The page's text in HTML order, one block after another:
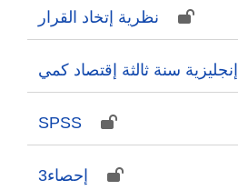
نظرية إتخاد القرار
إنجليزية سنة ثالثة إقتصاد كمي
SPSS
إحصاء3